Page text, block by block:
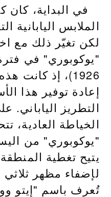
في البداية،
الملابس اليابانية
لكن تغيّر ذلك مع
1926)، إذ كانت
إعادة توفير هذا
التطريز
الخياطة العادية،
"يوكوبوري" من
يتيح تغطية
لإضفاء مظهر ثلاثي
تُعرف باسم "إيتو